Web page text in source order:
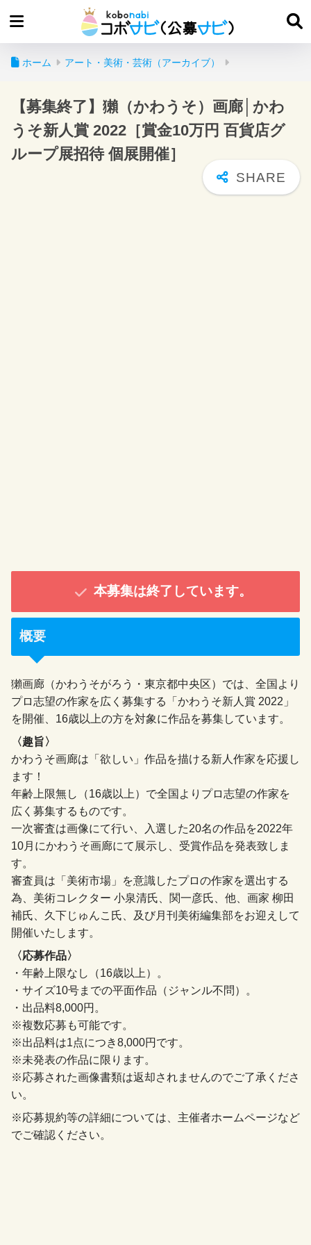
ホーム アート・美術・芸術（アーカイブ）
【募集終了】獺（かわうそ）画廊│かわ
うそ新人賞 2022［賞金10万円 百貨店グ
ループ展招待 個展開催］
本募集は終了しています。
概要
獺画廊（かわうそがろう・東京都中央区）では、全国より
プロ志望の作家を広く募集する「かわうそ新人賞 2022」
を開催、16歳以上の方を対象に作品を募集しています。
〈趣旨〉
かわうそ画廊は「欲しい」作品を描ける新人作家を応援し
ます！
年齢上限無し（16歳以上）で全国よりプロ志望の作家を
広く募集するものです。
一次審査は画像にて行い、入選した20名の作品を2022年
10月にかわうそ画廊にて展示し、受賞作品を発表致しま
す。
審査員は「美術市場」を意識したプロの作家を選出する
為、美術コレクター 小泉清氏、関一彦氏、他、画家 柳田
補氏、久下じゅんこ氏、及び月刊美術編集部をお迎えして
開催いたします。
〈応募作品〉
・年齢上限なし（16歳以上）。
・サイズ10号までの平面作品（ジャンル不問）。
・出品料8,000円。
※複数応募も可能です。
※出品料は1点につき8,000円です。
※未発表の作品に限ります。
※応募された画像書類は返却されませんのでご了承くださ
い。
※応募規約等の詳細については、主催者ホームページなど
でご確認ください。